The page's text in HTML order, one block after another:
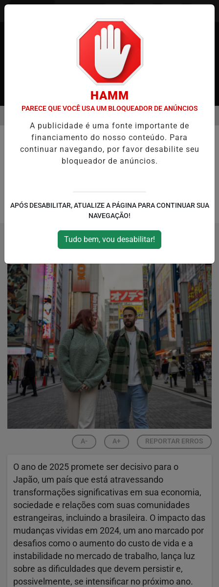
EM ALTA
COMUNIDADE
O que esperar de 2025 no Japão?
PorToshio Sudo
31/12/2024 09:41
A- A+ REPORTAR ERROS
O ano de 2025 promete ser decisivo para o
Japão, um país que está atravessando
transformações significativas em sua economia,
sociedade e relações com suas comunidades
estrangeiras, incluindo a brasileira. O impacto das
mudanças vividas em 2024, um ano marcado por
desafios como o aumento do custo de vida e a
instabilidade no mercado de trabalho, lança luz
sobre as dificuldades que devem persistir e,
possivelmente, se intensificar no próximo ano.
HAMM
PARECE QUE VOCÊ USA UM BLOQUEADOR DE ANÚNCIOS
A publicidade é uma fonte importante de
financiamento do nosso conteúdo. Para
continuar navegando, por favor desabilite seu
bloqueador de anúncios.
APÓS DESABILITAR, ATUALIZE A PÁGINA PARA CONTINUAR SUA
NAVEGAÇÃO!
Tudo bem, vou desabilitar!